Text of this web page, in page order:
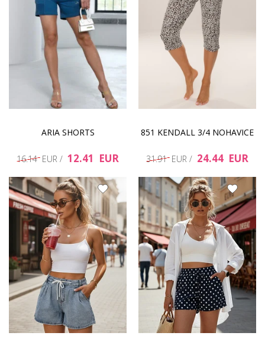
ARIA SHORTS
16.14 EUR / 12.41 EUR
851 KENDALL 3/4 NOHAVICE
31.91 EUR / 24.44 EUR